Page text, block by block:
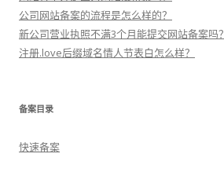
公司网站备案的流程是怎么样的？
新公司营业执照不满3个月能提交网站备案吗？
注册.love后缀域名情人节表白怎么样？
备案目录
快速备案